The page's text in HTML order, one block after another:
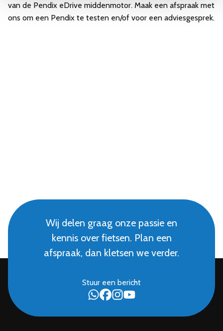
van de Pendix eDrive middenmotor. Maak een afspraak met
ons om een Pendix te testen en/of voor een adviesgesprek.
Wij delen graag onze passie en
kennis over fietsen. Plan een
afspraak, dan kletsen we verder.
Stuur een bericht